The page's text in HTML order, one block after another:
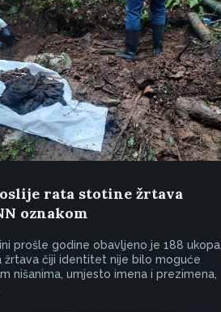
rata stotine žrtava
oznakom
prošle godine obavljeno je 188 ukopa
žrtava čiji identitet nije bilo moguće
nišanima, umjesto imena i prezimena,